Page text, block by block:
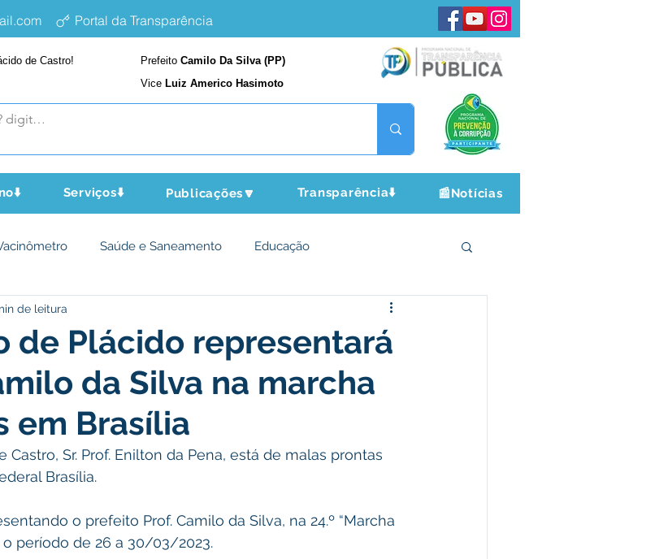
Portal da Transparência
de Castro! Prefeito Camilo Da Silva (PP)
Vice Luiz Americo Hasimoto
Serviços⬇️ Publicações🔽 Transparência⬇️ 📰Notícias
Saúde e Saneamento Educação
Ambiente
Governo Políticas Públicas Nota de Pesar Campanhas
de Plácido representará
da Silva na marcha
em Brasília
de leitura
Sr. Prof. Enilton da Pena, está de malas prontas
Brasília.
o prefeito Prof. Camilo da Silva, na 24.º “Marcha
o período de 26 a 30/03/2023.